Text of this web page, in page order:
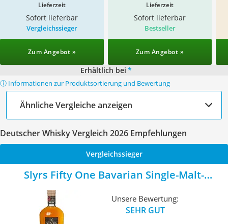
Lieferzeit
Sofort lieferbar
Lieferzeit
Sofort lieferbar
Vergleichssieger
Zum Angebot »
Bestseller
Zum Angebot »
Erhältlich bei *
ⓘ Informationen zur Produktsortierung und Bewertung
Ähnliche Vergleiche anzeigen
Deutscher Whisky Vergleich 2026 Empfehlungen
Vergleichssieger
Slyrs Fifty One Bavarian Single-Malt-
Unsere Bewertung:
SEHR GUT